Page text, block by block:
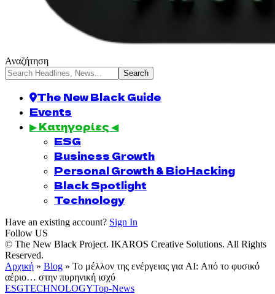
Αναζήτηση
The New Black Guide
Events
▶ Κατηγορίες ◀
ESG
Business Growth
Personal Growth & BioHacking
Black Spotlight
Technology
Have an existing account? Sign In
Follow US
© The New Black Project. IKAROS Creative Solutions. All Rights
Reserved.
Αρχική » Blog » Το μέλλον της ενέργειας για AI: Από το φυσικό
αέριο… στην πυρηνική ισχύ
ESGTECHNOLOGYTop-News